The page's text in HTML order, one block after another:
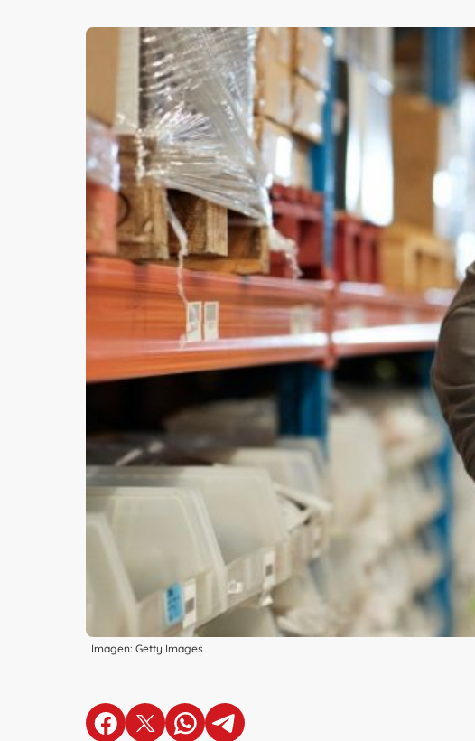
Imagen: Getty Images
en Facebook
en X en Whatsapp
en Telegram